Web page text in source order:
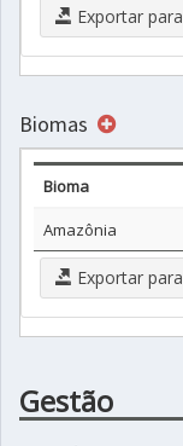
Exportar
Biomas
Bioma
Amazônia
Exportar
Gestão